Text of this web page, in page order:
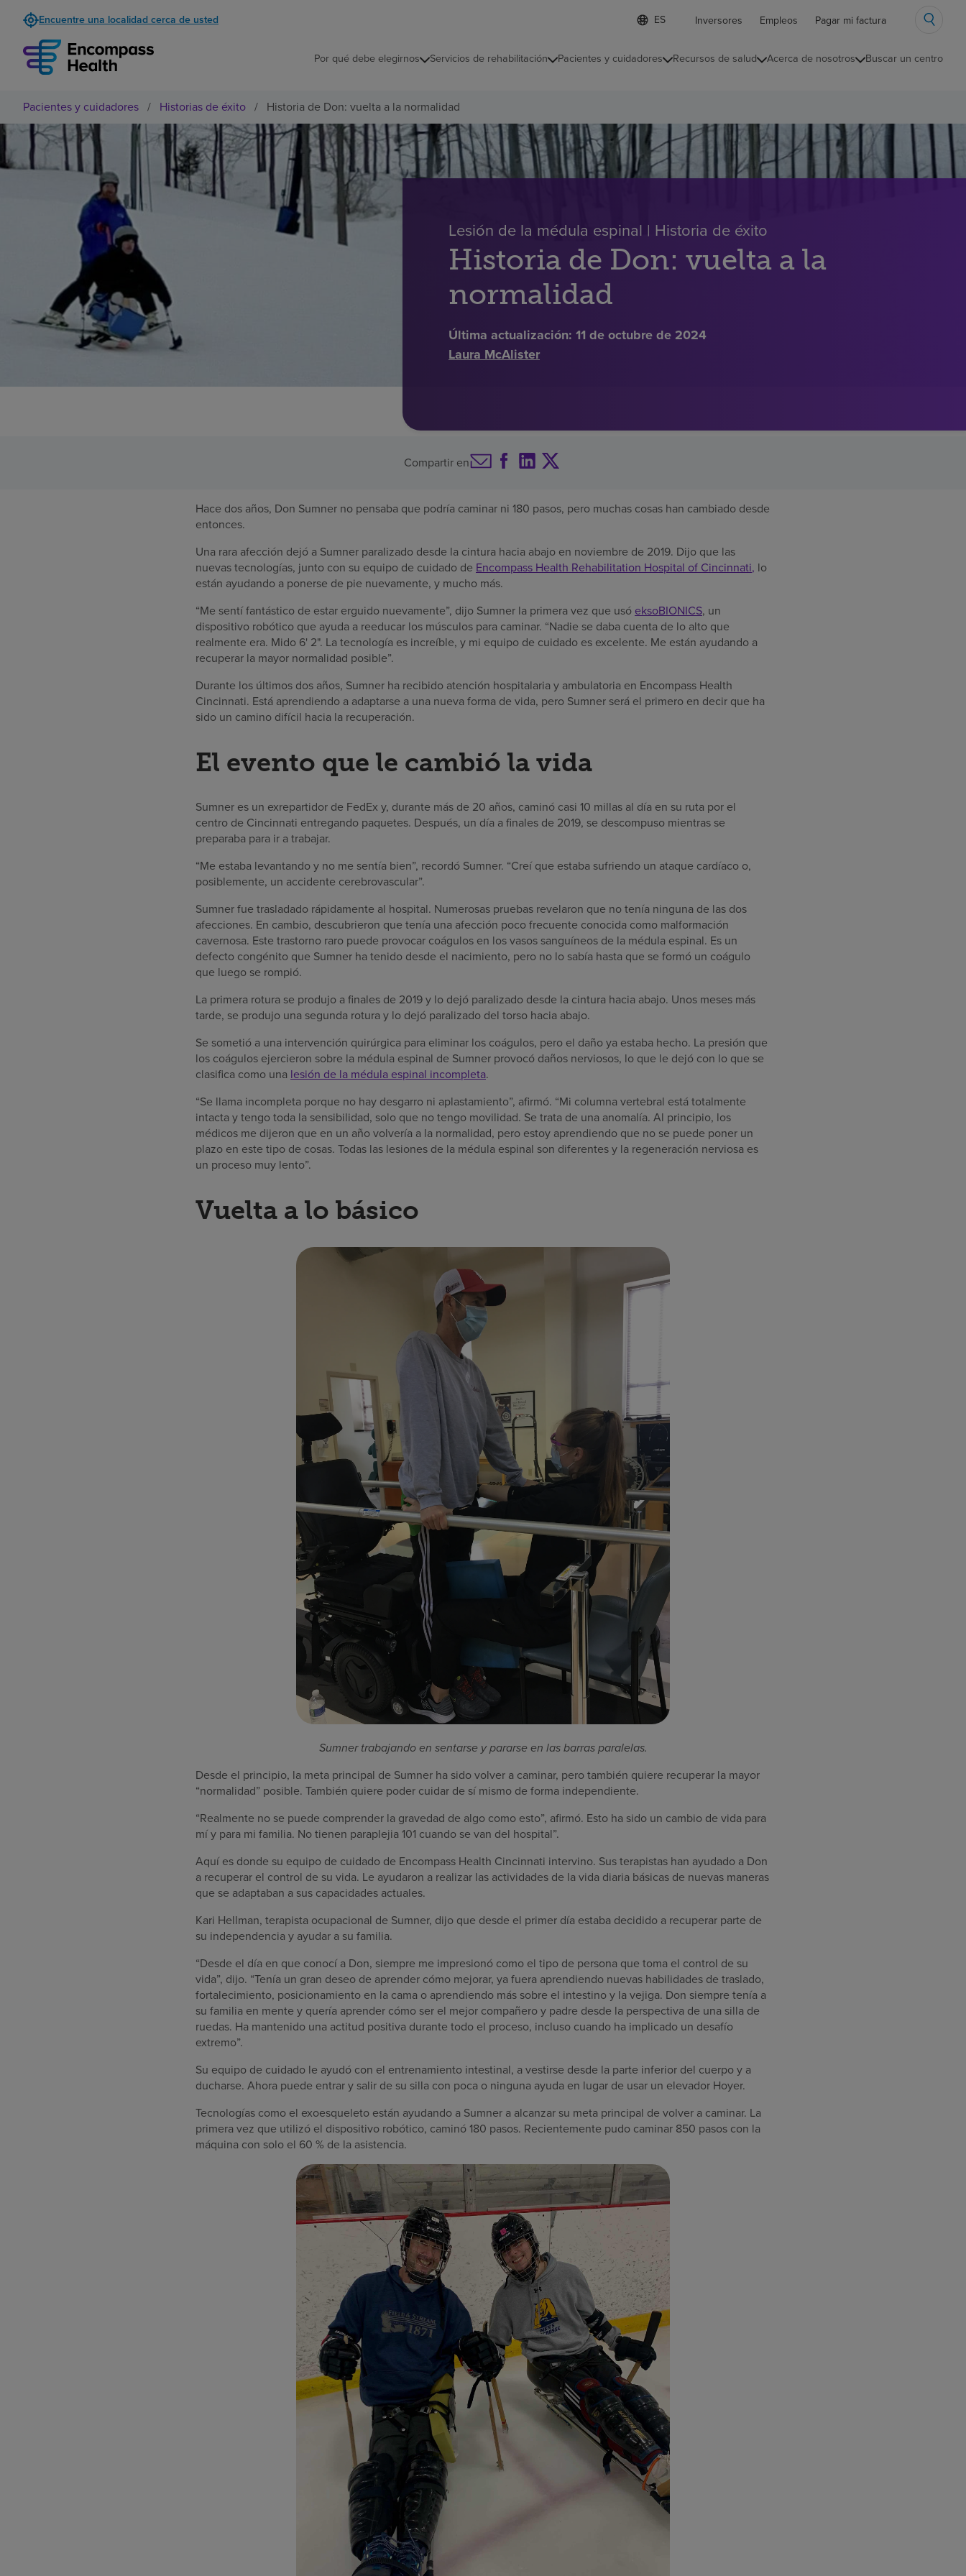
Encuentre una localidad cerca de usted
Lista
de
contraída
d
o
l
c
i
d
Inversores Empleos Pagar mi factura
Por qué debe elegirnos Servicios de rehabilitación Pacientes y cuidadores Recursos de salud Acerca de nosotros Buscar un centro
Pacientes y cuidadores / Historias de éxito / Historia de Don: vuelta a la normalidad
Lesión de la médula espinal | Historia de éxito
Historia de Don: vuelta a la
normalidad
Última actualización: 11 de octubre de 2024
Laura McAlister
Compartir en
Hace dos años, Don Sumner no pensaba que podría caminar ni 180 pasos, pero muchas cosas han cambiado desde
entonces.
Una rara afección dejó a Sumner paralizado desde la cintura hacia abajo en noviembre de 2019. Dijo que las
nuevas tecnologías, junto con su equipo de cuidado de Encompass Health Rehabilitation Hospital of Cincinnati, lo
están ayudando a ponerse de pie nuevamente, y mucho más.
“Me sentí fantástico de estar erguido nuevamente”, dijo Sumner la primera vez que usó eksoBIONICS, un
dispositivo robótico que ayuda a reeducar los músculos para caminar. “Nadie se daba cuenta de lo alto que
realmente era. Mido 6' 2". La tecnología es increíble, y mi equipo de cuidado es excelente. Me están ayudando a
recuperar la mayor normalidad posible”.
Durante los últimos dos años, Sumner ha recibido atención hospitalaria y ambulatoria en Encompass Health
Cincinnati. Está aprendiendo a adaptarse a una nueva forma de vida, pero Sumner será el primero en decir que ha
sido un camino difícil hacia la recuperación.
El evento que le cambió la vida
Sumner es un exrepartidor de FedEx y, durante más de 20 años, caminó casi 10 millas al día en su ruta por el
centro de Cincinnati entregando paquetes. Después, un día a finales de 2019, se descompuso mientras se
preparaba para ir a trabajar.
“Me estaba levantando y no me sentía bien”, recordó Sumner. “Creí que estaba sufriendo un ataque cardíaco o,
posiblemente, un accidente cerebrovascular”.
Sumner fue trasladado rápidamente al hospital. Numerosas pruebas revelaron que no tenía ninguna de las dos
afecciones. En cambio, descubrieron que tenía una afección poco frecuente conocida como malformación
cavernosa. Este trastorno raro puede provocar coágulos en los vasos sanguíneos de la médula espinal. Es un
defecto congénito que Sumner ha tenido desde el nacimiento, pero no lo sabía hasta que se formó un coágulo
que luego se rompió.
La primera rotura se produjo a finales de 2019 y lo dejó paralizado desde la cintura hacia abajo. Unos meses más
tarde, se produjo una segunda rotura y lo dejó paralizado del torso hacia abajo.
Se sometió a una intervención quirúrgica para eliminar los coágulos, pero el daño ya estaba hecho. La presión que
los coágulos ejercieron sobre la médula espinal de Sumner provocó daños nerviosos, lo que le dejó con lo que se
clasifica como una lesión de la médula espinal incompleta.
“Se llama incompleta porque no hay desgarro ni aplastamiento”, afirmó. “Mi columna vertebral está totalmente
intacta y tengo toda la sensibilidad, solo que no tengo movilidad. Se trata de una anomalía. Al principio, los
médicos me dijeron que en un año volvería a la normalidad, pero estoy aprendiendo que no se puede poner un
plazo en este tipo de cosas. Todas las lesiones de la médula espinal son diferentes y la regeneración nerviosa es
un proceso muy lento”.
Vuelta a lo básico
Sumner trabajando en sentarse y pararse en las barras paralelas.
Desde el principio, la meta principal de Sumner ha sido volver a caminar, pero también quiere recuperar la mayor
“normalidad” posible. También quiere poder cuidar de sí mismo de forma independiente.
“Realmente no se puede comprender la gravedad de algo como esto”, afirmó. Esto ha sido un cambio de vida para
mí y para mi familia. No tienen paraplejia 101 cuando se van del hospital”.
Aquí es donde su equipo de cuidado de Encompass Health Cincinnati intervino. Sus terapistas han ayudado a Don
a recuperar el control de su vida. Le ayudaron a realizar las actividades de la vida diaria básicas de nuevas maneras
que se adaptaban a sus capacidades actuales.
Kari Hellman, terapista ocupacional de Sumner, dijo que desde el primer día estaba decidido a recuperar parte de
su independencia y ayudar a su familia.
“Desde el día en que conocí a Don, siempre me impresionó como el tipo de persona que toma el control de su
vida”, dijo. “Tenía un gran deseo de aprender cómo mejorar, ya fuera aprendiendo nuevas habilidades de traslado,
fortalecimiento, posicionamiento en la cama o aprendiendo más sobre el intestino y la vejiga. Don siempre tenía a
su familia en mente y quería aprender cómo ser el mejor compañero y padre desde la perspectiva de una silla de
ruedas. Ha mantenido una actitud positiva durante todo el proceso, incluso cuando ha implicado un desafío
extremo”.
Su equipo de cuidado le ayudó con el entrenamiento intestinal, a vestirse desde la parte inferior del cuerpo y a
ducharse. Ahora puede entrar y salir de su silla con poca o ninguna ayuda en lugar de usar un elevador Hoyer.
Tecnologías como el exoesqueleto están ayudando a Sumner a alcanzar su meta principal de volver a caminar. La
primera vez que utilizó el dispositivo robótico, caminó 180 pasos. Recientemente pudo caminar 850 pasos con la
máquina con solo el 60 % de la asistencia.